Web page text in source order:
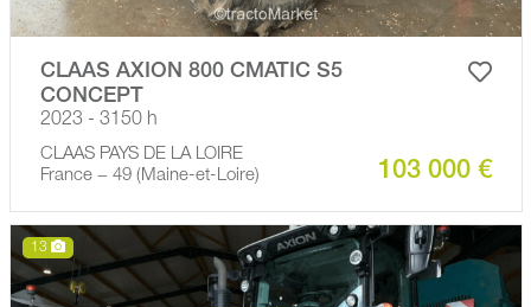
CLAAS AXION 800 CMATIC S5
CONCEPT
2023 - 3150 h
CLAAS PAYS DE LA LOIRE
France − 49 (Maine-et-Loire)
103 000 €
13